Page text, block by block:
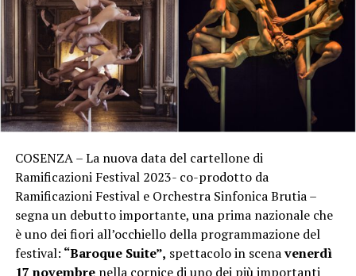
COSENZA – La nuova data del cartellone di
Ramificazioni Festival 2023- co-prodotto da
Ramificazioni Festival e Orchestra Sinfonica Brutia –
segna un debutto importante, una prima nazionale che
è uno dei fiori all’occhiello della programmazione del
festival: “Baroque Suite”, spettacolo in scenavenerdì
17 novembrenella cornice di uno dei più importanti